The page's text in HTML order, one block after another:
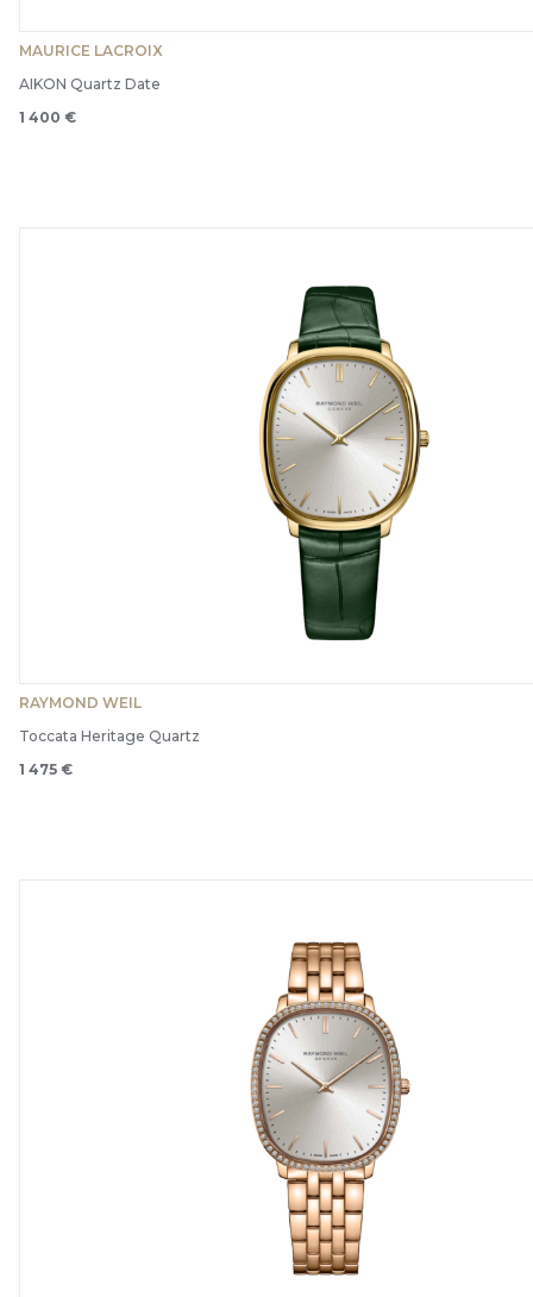
MAURICE LACROIX
AIKON Quartz Date
1 400 €
RAYMOND WEIL
Toccata Heritage Quartz
1 475 €